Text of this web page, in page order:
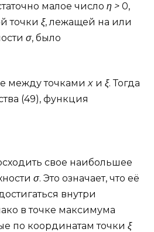
малое число η > 0,
точки ξ, лежащей на или
σ, было
между точками x и ξ. Тогда
(49), функция
свое наибольшее
σ. Это означает, что её
внутри
в точке максимума
по координатам точки ξ